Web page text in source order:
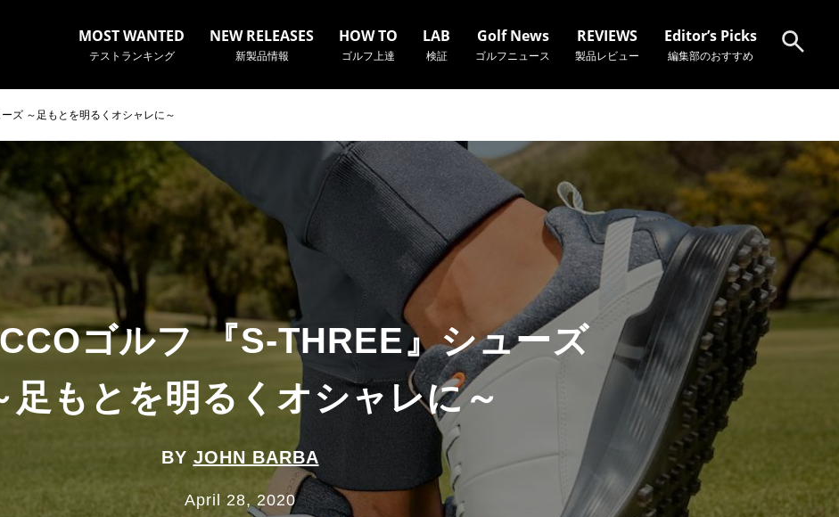
MOST WANTED
テストランキング
NEW RELEASES
新製品情報
HOW TO
ゴルフ上達
LAB
検証
Golf News
ゴルフニュース
REVIEWS
製品レビュー
Editor’s Picks
編集部のおすすめ
ズ ～足もとを明るくオシャレに～
ゴルフ 『S-THREE』シューズ
足もとを明るくオシャレに～
BY JOHN BARBA
April 28, 2020
カー名やクラブ名など、検索したい事柄を入力してください。